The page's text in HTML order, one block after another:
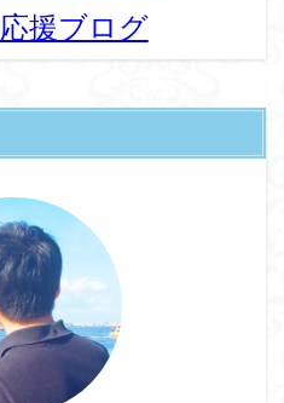
援ブログ